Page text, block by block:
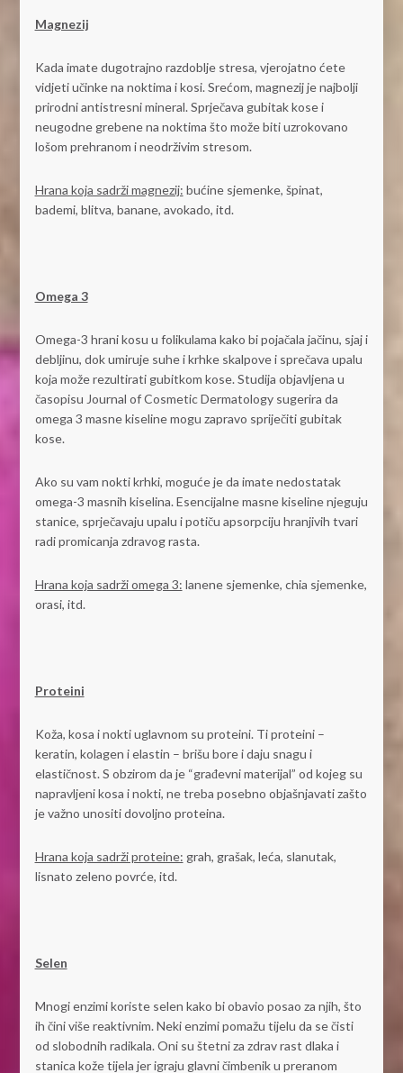
Magnezij
Kada imate dugotrajno razdoblje stresa, vjerojatno ćete
vidjeti učinke na noktima i kosi. Srećom, magnezij je najbolji
prirodni antistresni mineral. Sprječava gubitak kose i
neugodne grebene na noktima što može biti uzrokovano
lošom prehranom i neodrživim stresom.
Hrana koja sadrži magnezij: bućine sjemenke, špinat,
bademi, blitva, banane, avokado, itd.
Omega 3
Omega-3 hrani kosu u folikulama kako bi pojačala jačinu, sjaj i
debljinu, dok umiruje suhe i krhke skalpove i sprečava upalu
koja može rezultirati gubitkom kose. Studija objavljena u
časopisu Journal of Cosmetic Dermatology sugerira da
omega 3 masne kiseline mogu zapravo spriječiti gubitak
kose.
Ako su vam nokti krhki, moguće je da imate nedostatak
omega-3 masnih kiselina. Esencijalne masne kiseline njeguju
stanice, sprječavaju upalu i potiču apsorpciju hranjivih tvari
radi promicanja zdravog rasta.
Hrana koja sadrži omega 3: lanene sjemenke, chia sjemenke,
orasi, itd.
Proteini
Koža, kosa i nokti uglavnom su proteini. Ti proteini –
keratin, kolagen i elastin – brišu bore i daju snagu i
elastičnost. S obzirom da je “građevni materijal” od kojeg su
napravljeni kosa i nokti, ne treba posebno objašnjavati zašto
je važno unositi dovoljno proteina.
Hrana koja sadrži proteine: grah, grašak, leća, slanutak,
lisnato zeleno povrće, itd.
Selen
Mnogi enzimi koriste selen kako bi obavio posao za njih, što
ih čini više reaktivnim. Neki enzimi pomažu tijelu da se čisti
od slobodnih radikala. Oni su štetni za zdrav rast dlaka i
stanica kože tijela jer igraju glavni čimbenik u preranom